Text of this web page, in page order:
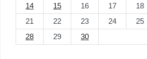
14
15 16 17 18
21
22 23 24 25
28
29 30